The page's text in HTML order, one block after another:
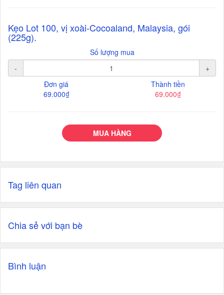
Kẹo Lot 100, vị xoài-Cocoaland, Malaysia, gói
(225g).
Số lượng mua
-
+
Đơn giá
69.000₫
Thành tiền
69.000₫
MUA HÀNG
Tag liên quan
Chia sẻ với bạn bè
Bình luận